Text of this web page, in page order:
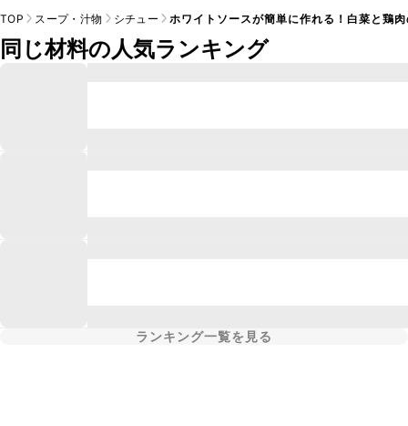
TOP スープ・汁物 シチュー ホワイトソースが簡単に作れる！白菜と鶏
同じ材料の人気ランキング
ランキング一覧を見る